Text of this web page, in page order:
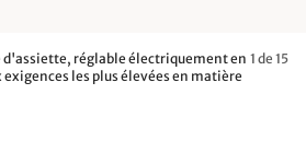
réglable électriquement en
les plus élevées en matière
1 de 15